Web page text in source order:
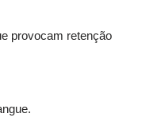
provocam retenção